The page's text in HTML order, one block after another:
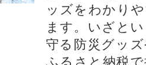
ッズをわかり
ます。いざと
守る防災グッ
ふるさと納税